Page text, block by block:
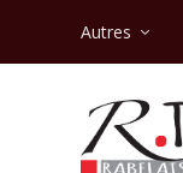
Autres